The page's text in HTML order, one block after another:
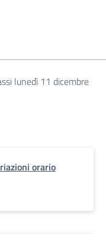
lunedì 11 dicembre
orario